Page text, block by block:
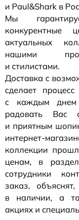
и Paul&Shark в
Мы
конкурентные
актуальных
нашими
и стилистами.
Доставка с
сделает
с каждым днем
радовать Вас
и приятным
интернет-
коллекции
ценам, в
сотрудники
заказ,
в наличии, а
акциях и